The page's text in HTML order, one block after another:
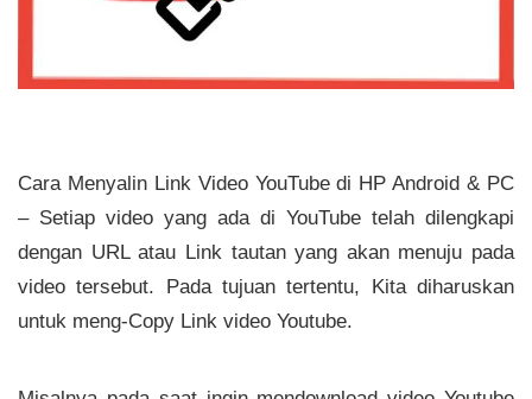
Cara Menyalin Link Video YouTube di HP Android & PC
– Setiap video yang ada di YouTube telah dilengkapi
dengan URL atau Link tautan yang akan menuju pada
video tersebut. Pada tujuan tertentu, Kita diharuskan
untuk meng-Copy Link video Youtube.